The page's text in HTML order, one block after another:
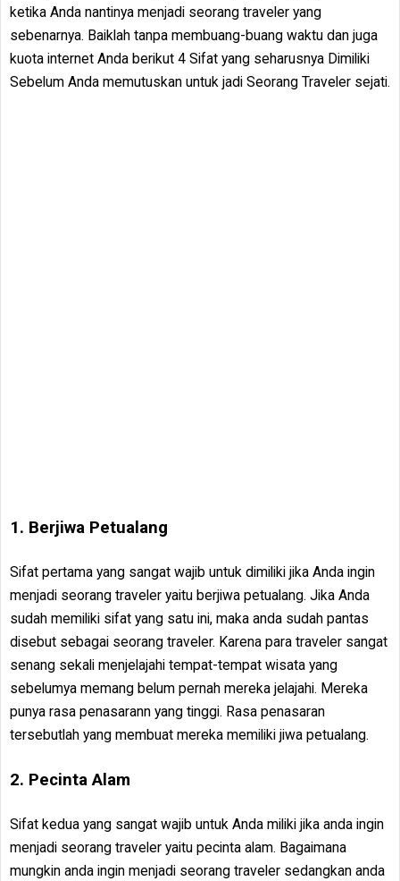
ketika Anda nantinya menjadi seorang traveler yang
sebenarnya. Baiklah tanpa membuang-buang waktu dan juga
kuota internet Anda berikut 4 Sifat yang seharusnya Dimiliki
Sebelum Anda memutuskan untuk jadi Seorang Traveler sejati.
1. Berjiwa Petualang
Sifat pertama yang sangat wajib untuk dimiliki jika Anda ingin
menjadi seorang traveler yaitu berjiwa petualang. Jika Anda
sudah memiliki sifat yang satu ini, maka anda sudah pantas
disebut sebagai seorang traveler. Karena para traveler sangat
senang sekali menjelajahi tempat-tempat wisata yang
sebelumya memang belum pernah mereka jelajahi. Mereka
punya rasa penasarann yang tinggi. Rasa penasaran
tersebutlah yang membuat mereka memiliki jiwa petualang.
2. Pecinta Alam
Sifat kedua yang sangat wajib untuk Anda miliki jika anda ingin
menjadi seorang traveler yaitu pecinta alam. Bagaimana
mungkin anda ingin menjadi seorang traveler sedangkan anda